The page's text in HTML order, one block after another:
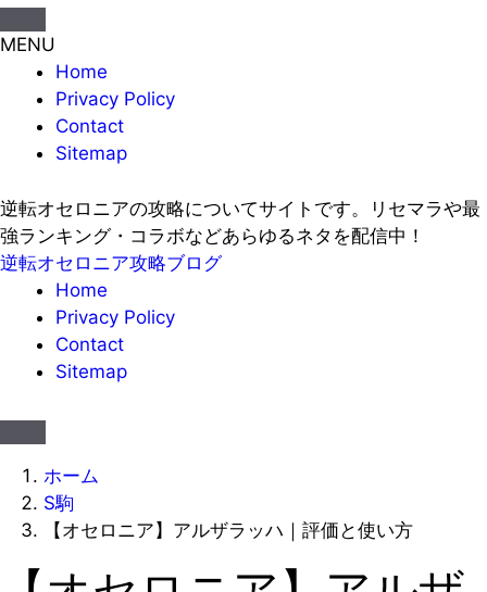
MENU
Home
Privacy Policy
Contact
Sitemap
逆転オセロニアの攻略についてサイトです。リセマラや最
強ランキング・コラボなどあらゆるネタを配信中！
逆転オセロニア攻略ブログ
Home
Privacy Policy
Contact
Sitemap
ホーム
S駒
【オセロニア】アルザラッハ｜評価と使い方